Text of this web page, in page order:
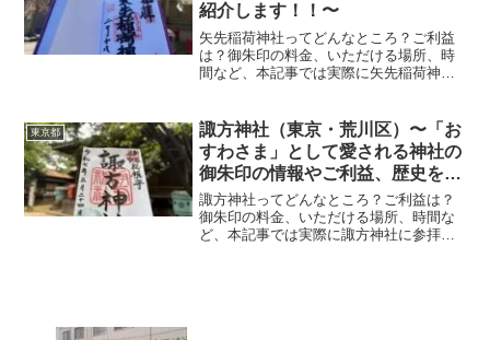
紹介します！！〜
矢先稲荷神社ってどんなところ？ご利益
は？御朱印の料金、いただける場所、時
間など、本記事では実際に矢先稲荷神社
社とは？東京都台東区に佇む矢先稲荷神
社は江戸時代に建立され...
東京都
諏方神社（東京・荒川区）〜「お
すわさま」として愛される神社の
御朱印の情報やご利益、歴史をご
紹介します！〜
諏方神社ってどんなところ？ご利益は？
御朱印の料金、いただける場所、時間な
ど、本記事では実際に諏方神社に参拝し